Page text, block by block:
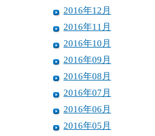
2016年12月
2016年11月
2016年10月
2016年09月
2016年08月
2016年07月
2016年06月
2016年05月